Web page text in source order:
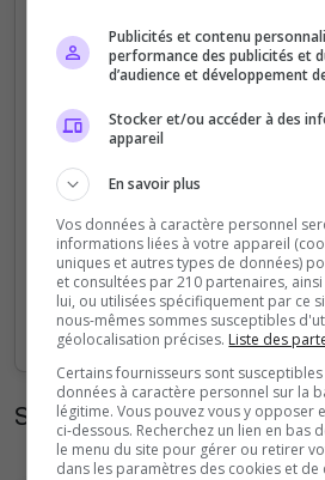
0
1
2
3
Sep Oct Nov Dec Jan Feb Mar
Statistiques horaires
Publicités et contenu
performance des publicités et
d’audience et développement
Stocker et/ou accéder à des
appareil
En savoir plus
Vos données à caractère personnel
informations liées à votre appareil
uniques et autres types de données)
et consultées par 210 partenaires,
lui, ou utilisées spécifiquement par ce
nous-mêmes sommes susceptibles
géolocalisation précises. Liste des
Certains fournisseurs sont
données à caractère personnel sur la
légitime. Vous pouvez vous y opposer
ci-dessous. Recherchez un lien en bas
le menu du site pour gérer ou retirer
dans les paramètres des cookies et